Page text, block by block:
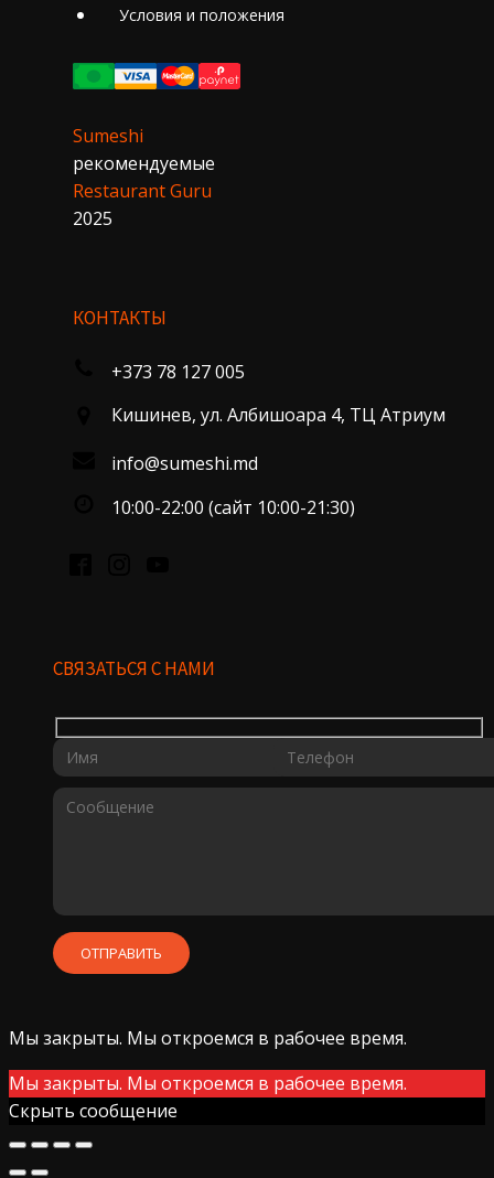
Условия и положения
Sumeshi
рекомендуемые
Restaurant Guru
2025
КОНТАКТЫ
+373 78 127 005
Кишинев, ул. Албишоара 4, ТЦ Атриум
info@sumeshi.md
10:00-22:00 (сайт 10:00-21:30)
СВЯЗАТЬСЯ С НАМИ
Мы закрыты. Мы откроемся в рабочее время.
Мы закрыты. Мы откроемся в рабочее время.
Скрыть сообщение